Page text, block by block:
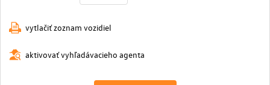
vytlačiť zoznam vozidiel
aktivovať vyhľadávacieho agenta